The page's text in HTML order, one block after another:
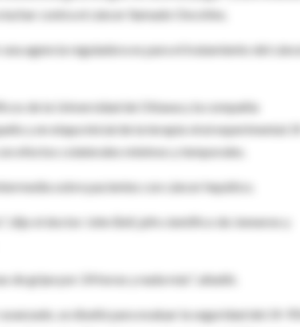
contra el cáncer llamado OncoVex.
agencia reguladora es para el tratamiento del
de la Universidad de Ottawa y la compañía
y en etapa inicial de la terapia viral experimental
efectos colaterales mínimos y temporales.
sobre pacientes con cáncer hepático.
el doctor John Bell, jefe científico de Jennerex y
gripe por 24 horas y nada más", añadió.
se diseñó para evaluar la seguridad del JX-